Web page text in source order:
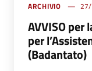
ARCHIVIO
AVVISO per
per
(Badantato)